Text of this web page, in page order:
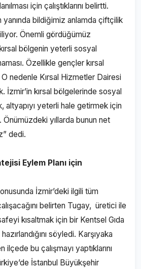
için çalıştıklarını belirtti.
yanında bildiğimiz anlamda çiftçilik
Önemli gördüğümüz
bölgenin yeterli sosyal
Özellikle gençler kırsal
nedenle Kırsal Hizmetler Dairesi
İzmir’in kırsal bölgelerinde sosyal
altyapıyı yeterli hale getirmek için
Önümüzdeki yıllarda bunun net
dedi.
Eylem Planı için
İzmir’deki ilgili tüm
belirten Tugay, üretici ile
kısaltmak için bir Kentsel Gıda
söyledi. Karşıyaka
bu çalışmayı yaptıklarını
İstanbul Büyükşehir